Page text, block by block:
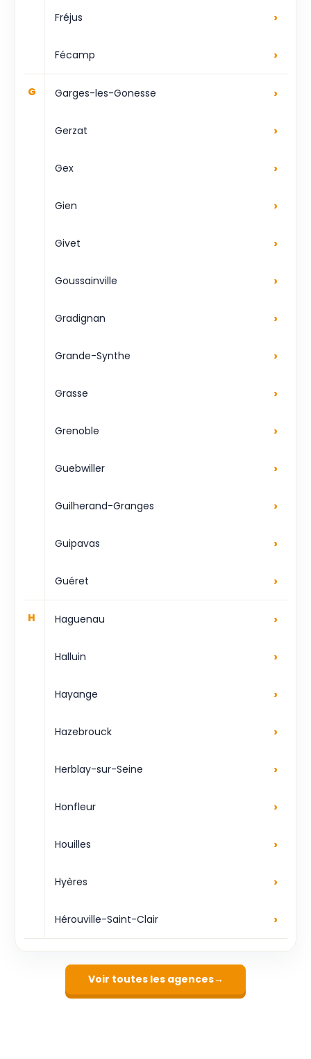
Fréjus ›
Fécamp ›
G Garges-les-Gonesse ›
Gerzat ›
Gex ›
Gien ›
Givet ›
Goussainville ›
Gradignan ›
Grande-Synthe ›
Grasse ›
Grenoble ›
Guebwiller ›
Guilherand-Granges ›
Guipavas ›
Guéret ›
H Haguenau ›
Halluin ›
Hayange ›
Hazebrouck ›
Herblay-sur-Seine ›
Honfleur ›
Houilles ›
Hyères ›
Hérouville-Saint-Clair ›
Voir toutes les agences